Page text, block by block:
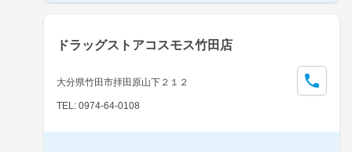
ドラッグストアコスモス竹田店
大分県竹田市拝田原山下２１２
TEL: 0974-64-0108